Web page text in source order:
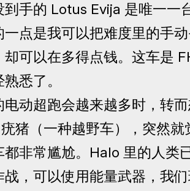
到手的 Lotus Evija 是唯一一
一点是我可以把难度里的手
却可以在多得点钱。这车是
悉了。
动超跑会越来越多时，转
猪（一种越野车），突然
都非常尴尬。Halo 里的人类
，可以使用能量武器，我